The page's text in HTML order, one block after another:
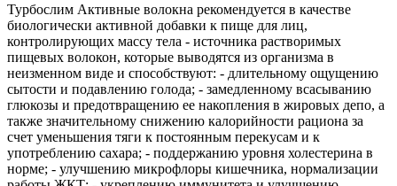
Турбослим Активные волокна рекомендуется в качестве
биологически активной добавки к пище для лиц,
контролирующих массу тела - источника растворимых
пищевых волокон, которые выводятся из организма в
неизменном виде и способствуют: - длительному ощущению
сытости и подавлению голода; - замедленному всасыванию
глюкозы и предотвращению ее накопления в жировых депо, а
также значительному снижению калорийности рациона за
счет уменьшения тяги к постоянным перекусам и к
употреблению сахара; - поддержанию уровня холестерина в
норме; - улучшению микрофлоры кишечника, нормализации